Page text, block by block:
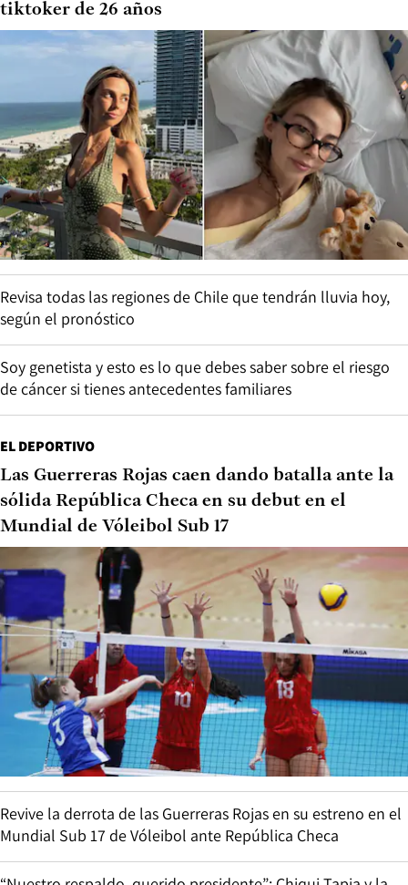
tiktoker de 26 años
Revisa todas las regiones de Chile que tendrán lluvia hoy,
según el pronóstico
Soy genetista y esto es lo que debes saber sobre el riesgo
de cáncer si tienes antecedentes familiares
EL DEPORTIVO
Las Guerreras Rojas caen dando batalla ante la
sólida República Checa en su debut en el
Mundial de Vóleibol Sub 17
Revive la derrota de las Guerreras Rojas en su estreno en el
Mundial Sub 17 de Vóleibol ante República Checa